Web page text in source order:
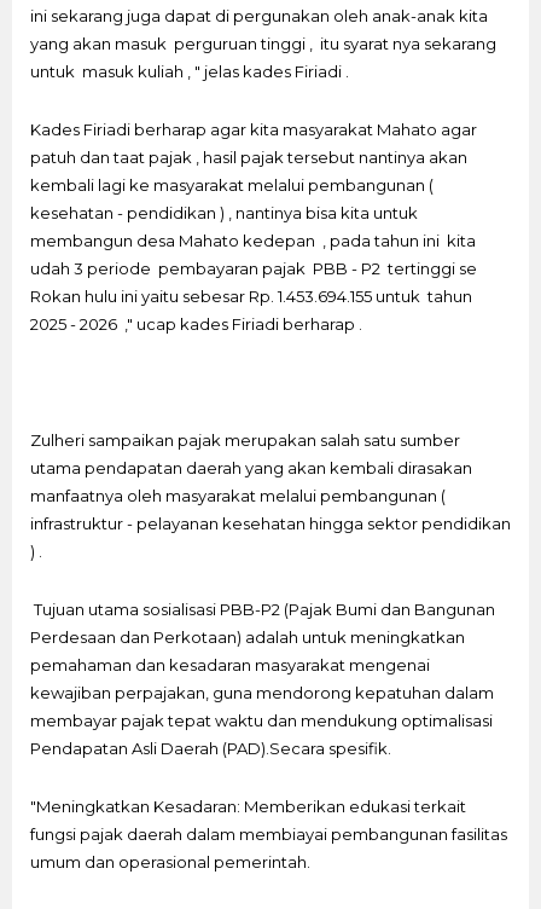
ini sekarang juga dapat di pergunakan oleh anak-anak kita
yang akan masuk perguruan tinggi , itu syarat nya sekarang
untuk masuk kuliah , " jelas kades Firiadi .
Kades Firiadi berharap agar kita masyarakat Mahato agar
patuh dan taat pajak , hasil pajak tersebut nantinya akan
kembali lagi ke masyarakat melalui pembangunan (
kesehatan - pendidikan ) , nantinya bisa kita untuk
membangun desa Mahato kedepan , pada tahun ini kita
udah 3 periode pembayaran pajak PBB - P2 tertinggi se
Rokan hulu ini yaitu sebesar Rp. 1.453.694.155 untuk tahun
2025 - 2026 ," ucap kades Firiadi berharap .
Zulheri sampaikan pajak merupakan salah satu sumber
utama pendapatan daerah yang akan kembali dirasakan
manfaatnya oleh masyarakat melalui pembangunan (
infrastruktur - pelayanan kesehatan hingga sektor pendidikan
) .
Tujuan utama sosialisasi PBB-P2 (Pajak Bumi dan Bangunan
Perdesaan dan Perkotaan) adalah untuk meningkatkan
pemahaman dan kesadaran masyarakat mengenai
kewajiban perpajakan, guna mendorong kepatuhan dalam
membayar pajak tepat waktu dan mendukung optimalisasi
Pendapatan Asli Daerah (PAD).Secara spesifik.
"Meningkatkan Kesadaran: Memberikan edukasi terkait
fungsi pajak daerah dalam membiayai pembangunan fasilitas
umum dan operasional pemerintah.